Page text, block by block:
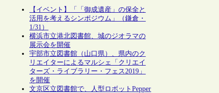
【イベント】「「御成遺産」の保全と
活用を考えるシンポジウム」（鎌倉・
1/31）
横浜市立港北図書館、城のジオラマの
展示会を開催
宇部市立図書館（山口県）、県内のク
リエイターによるマルシェ「クリエイ
ターズ・ライブラリー・フェス2019」
を開催
文京区立図書館で、人型ロボットPepper